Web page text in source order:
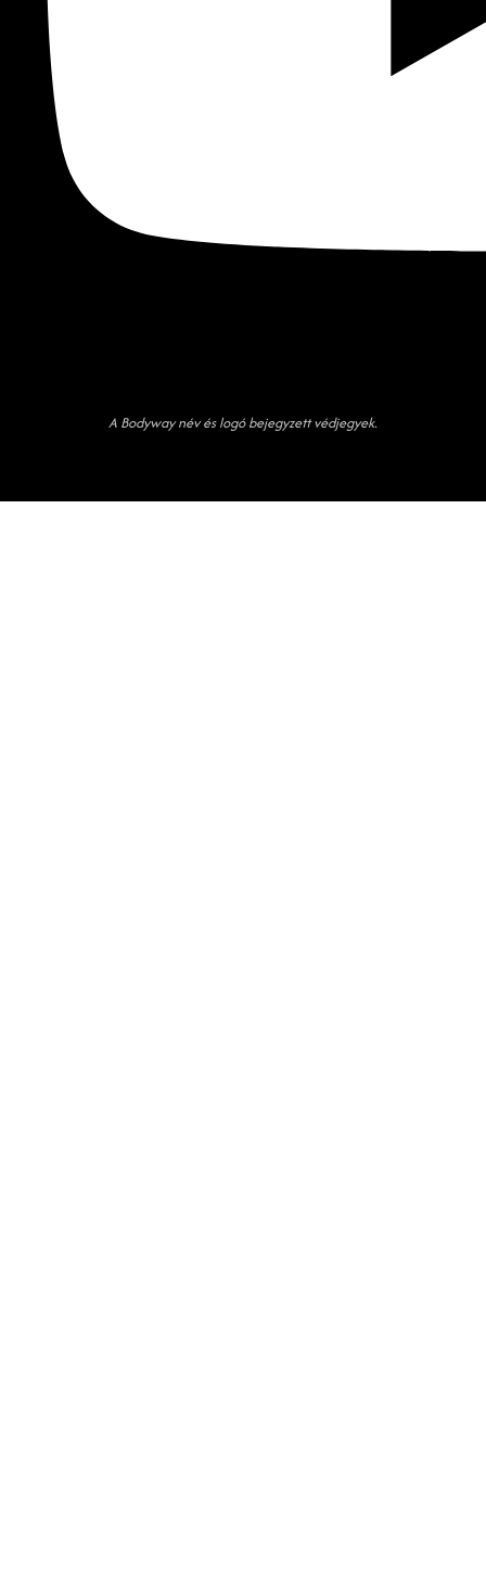
A Bodyway név és logó bejegyzett védjegyek.